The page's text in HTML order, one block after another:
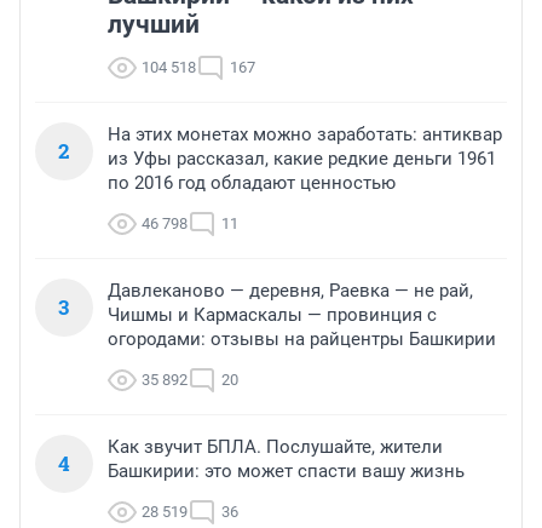
лучший
104 518 167
2
На этих монетах можно заработать: антиквар
из Уфы рассказал, какие редкие деньги 1961
по 2016 год обладают ценностью
46 798 11
3
Давлеканово — деревня, Раевка — не рай,
Чишмы и Кармаскалы — провинция с
огородами: отзывы на райцентры Башкирии
35 892 20
4
Как звучит БПЛА. Послушайте, жители
Башкирии: это может спасти вашу жизнь
28 519 36